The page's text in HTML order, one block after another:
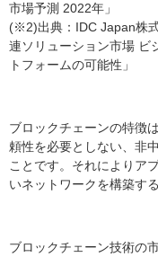
市場予測 2022年」
(※2)出典：IDC Japan株
連ソリューション市場 ビ
トフォームの可能性」
ブロックチェーンの特徴
頼性を必要としない、非
ことです。それによりア
いネットワークを構築す
ブロックチェーン技術の